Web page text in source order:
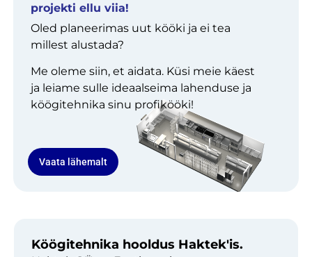
projekti ellu viia!
Oled planeerimas uut kööki ja ei tea
millest alustada?
Me oleme siin, et aidata. Küsi meie käest
ja leiame sulle ideaalseima lahenduse ja
köögitehnika sinu profikööki!
Vaata lähemalt
Köögitehnika hooldus Haktek'is.